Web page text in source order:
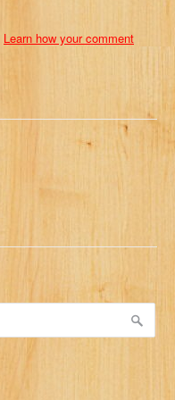
Learn how your comment